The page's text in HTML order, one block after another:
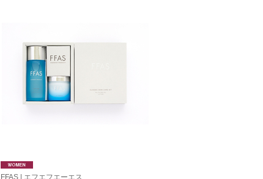
FFAS | エフエフエーエス